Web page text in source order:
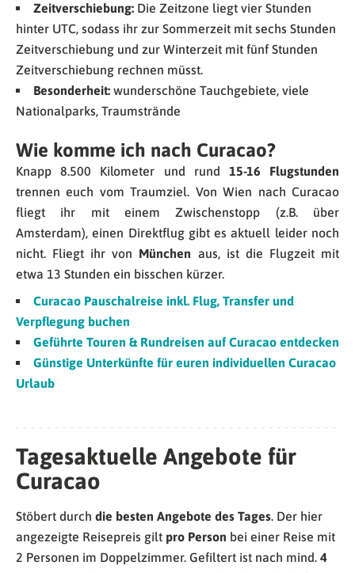
Zeitverschiebung: Die Zeitzone liegt vier Stunden
hinter UTC, sodass ihr zur Sommerzeit mit sechs Stunden
Zeitverschiebung und zur Winterzeit mit fünf Stunden
Zeitverschiebung rechnen müsst.
Besonderheit: wunderschöne Tauchgebiete, viele
Nationalparks, Traumstrände
Wie komme ich nach Curacao?
Knapp 8.500 Kilometer und rund 15-16 Flugstunden
trennen euch vom Traumziel. Von Wien nach Curacao
fliegt ihr mit einem Zwischenstopp (z.B. über
Amsterdam), einen Direktflug gibt es aktuell leider noch
nicht. Fliegt ihr von München aus, ist die Flugzeit mit
etwa 13 Stunden ein bisschen kürzer.
Curacao Pauschalreise inkl. Flug, Transfer und
Verpflegung buchen
Geführte Touren & Rundreisen auf Curacao entdecken
Günstige Unterkünfte für euren individuellen Curacao
Urlaub
Tagesaktuelle Angebote für
Curacao
Stöbert durch die besten Angebote des Tages. Der hier
angezeigte Reisepreis gilt pro Person bei einer Reise mit
2 Personen im Doppelzimmer. Gefiltert ist nach mind. 4